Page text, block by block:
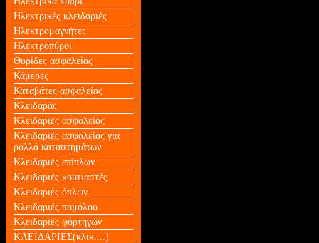
Ηλεκτρικές κλειδαριές
Ηλεκτρομαγνήτες
Ηλεκτροπύροι
Θυρίδες ασφαλείας
Κάμερες
Καταβάτες ασφαλείας
Κλειδαράς
Κλειδαριές ασφαλείας
Κλειδαριές ασφαλείας για
ρολλά καταστημάτων
Κλειδαριές επίπλων
Κλειδαριές κουτιαστές
Κλειδαριές όπλων
Κλειδαριές πομόλου
Κλειδαριές φορτηγών
ΚΛΕΙΔΑΡΙΕΣ(κλικ....)